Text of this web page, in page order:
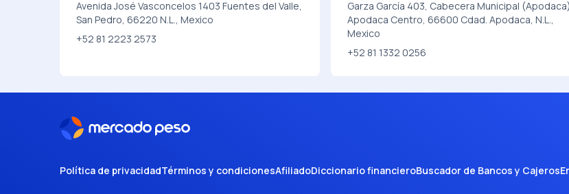
Avenida José Vasconcelos 1403 Fuentes del Valle,
San Pedro, 66220 N.L., Mexico
+52 81 2223 2573
Garza García 403, Cabecera Municipal
Apodaca Centro, 66600 Cdad. Apodaca, N.L.,
Mexico
+52 81 1332 0256
Política de privacidadTérminos y condicionesAfiliadoDiccionario financieroBuscador de Bancos y Cajeros